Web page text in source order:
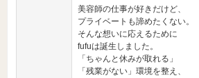
美容師の仕事が好きだけど、
プライベートも諦めたくない。
そんな想いに応えるために
fufuは誕生しました。
「ちゃんと休みが取れる」
「残業がない」環境を整え、